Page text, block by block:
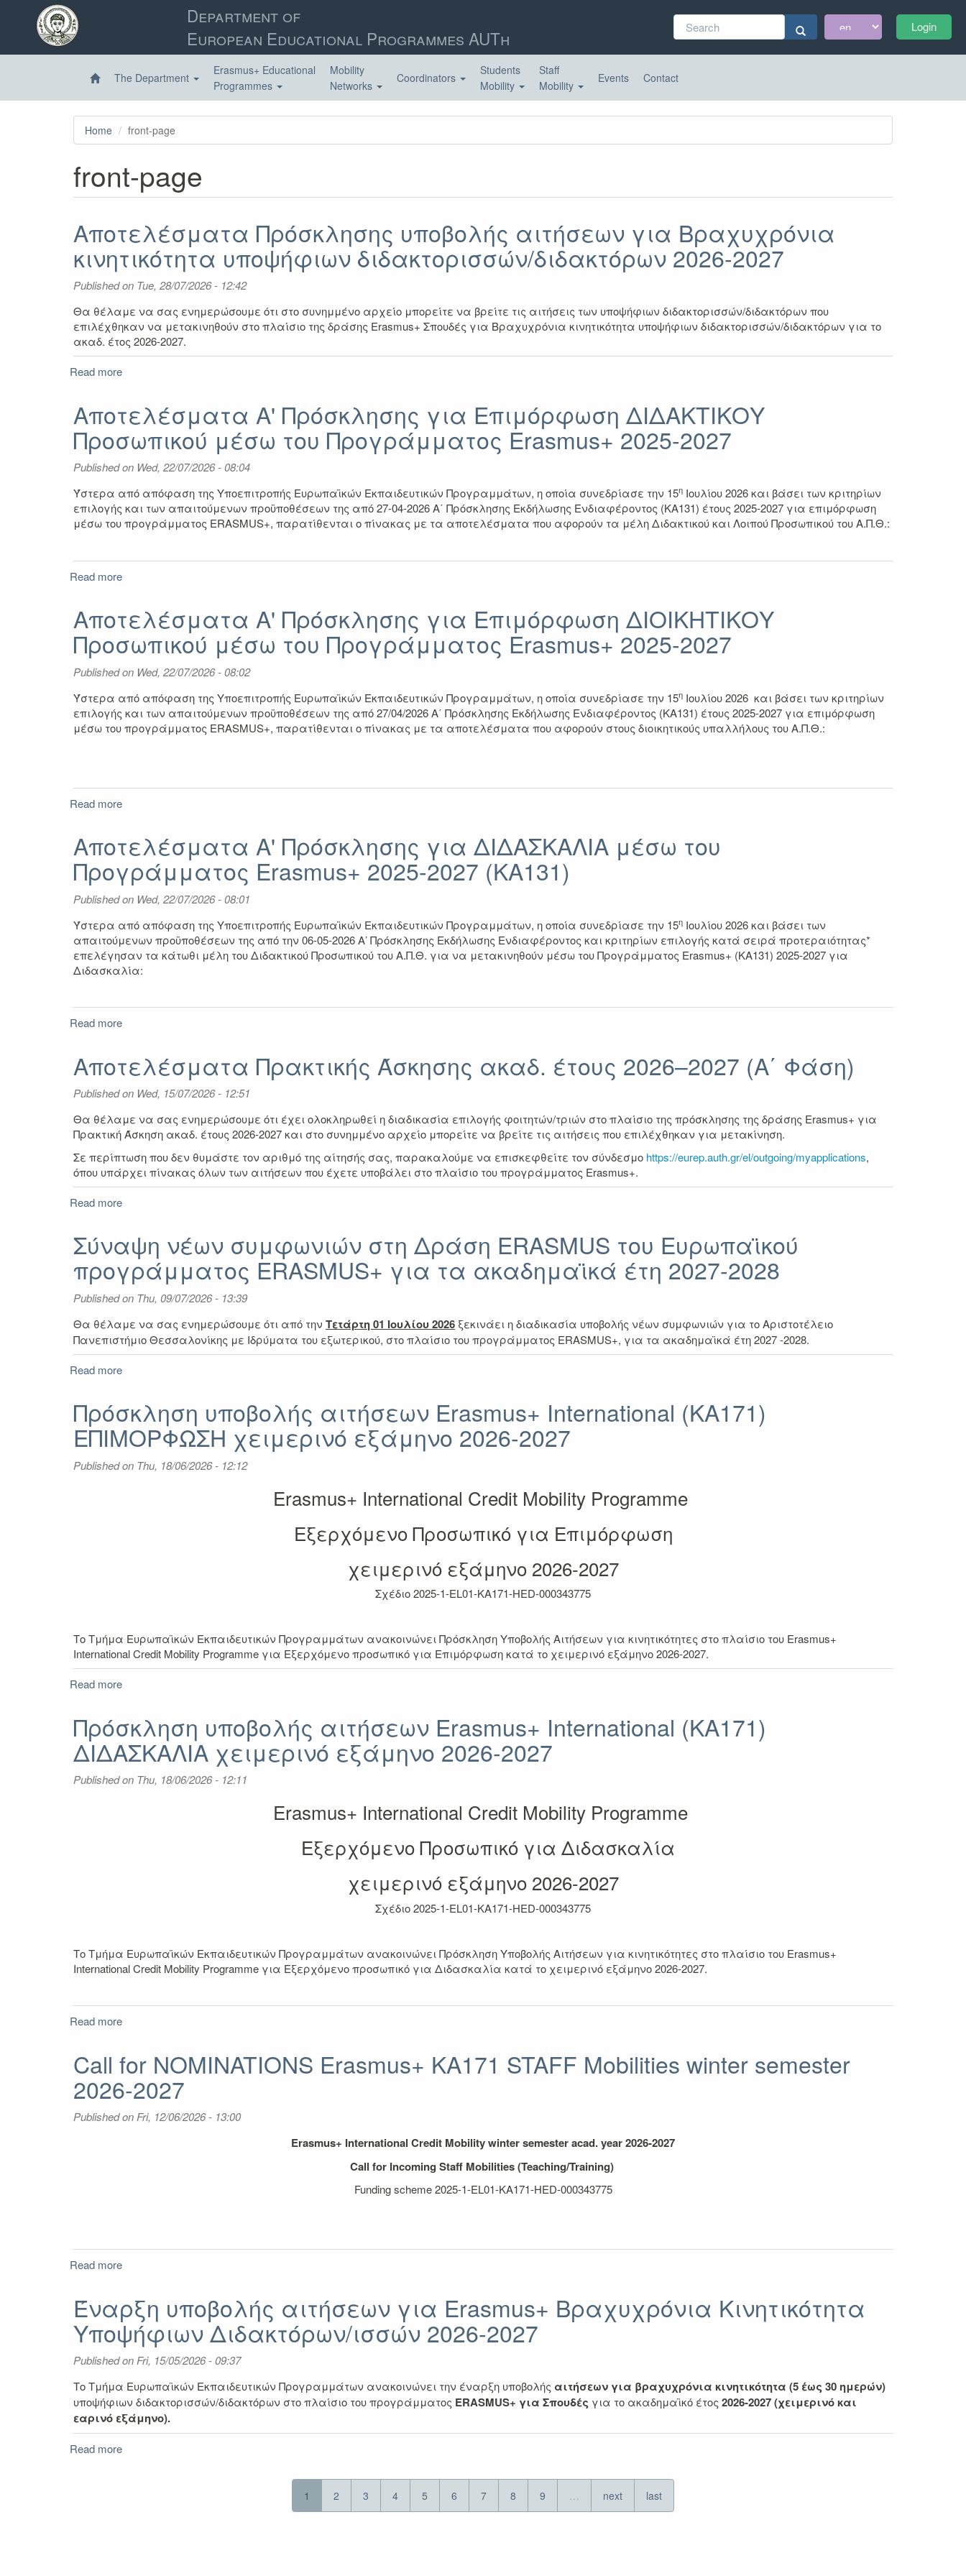
content
Login
Department of
European Educational Programmes AUTh
Search
form
Search
The Department
Erasmus+ Educational
Programmes
Mobility
Networks
Coordinators
Students
Mobility
Staff
Mobility
Events Contact
Home front-page
front-page
Αποτελέσματα Πρόσκλησης υποβολής αιτήσεων για Βραχυχρόνια
κινητικότητα υποψήφιων διδακτορισσών/διδακτόρων 2026-2027
Published on Tue, 28/07/2026 - 12:42
Θα θέλαμε να σας ενημερώσουμε ότι στο συνημμένο αρχείο μπορείτε να βρείτε τις αιτήσεις των υποψήφιων διδακτορισσών/διδακτόρων που
επιλέχθηκαν να μετακινηθούν στο πλαίσιο της δράσης Erasmus+ Σπουδές για Βραχυχρόνια κινητικότητα υποψήφιων διδακτορισσών/διδακτόρων για το
ακαδ. έτος 2026-2027.
Read more
υποβολής
για
Βραχυχρόνια
κινητικότητα
υποψήφιων
διδακτορισσών/
διδακτόρων
Αποτελέσματα Α' Πρόσκλησης για Επιμόρφωση ΔΙΔΑΚΤΙΚΟΥ
Προσωπικού μέσω του Προγράμματος Erasmus+ 2025-2027
Published on Wed, 22/07/2026 - 08:04
Ύστερα από απόφαση της Υποεπιτροπής Ευρωπαϊκών Εκπαιδευτικών Προγραμμάτων, η οποία συνεδρίασε την 15η Ιουλίου 2026 και βάσει των κριτηρίων
επιλογής και των απαιτούμενων προϋποθέσεων της από 27-04-2026 Α΄ Πρόσκλησης Εκδήλωσης Ενδιαφέροντος (ΚΑ131) έτους 2025-2027 για επιμόρφωση
μέσω του προγράμματος ERASMUS+, παρατίθενται ο πίνακας με τα αποτελέσματα που αφορούν τα μέλη Διδακτικού και Λοιπού Προσωπικού του Α.Π.Θ.:
Read more
Πρόσκλησης
Επιμόρφωση
ΔΙΔΑΚΤΙΚΟΥ
Προσωπικού
μέσω
του
Προγράμματος
Αποτελέσματα Α' Πρόσκλησης για Επιμόρφωση ΔΙΟΙΚΗΤΙΚΟΥ
Προσωπικού μέσω του Προγράμματος Erasmus+ 2025-2027
Published on Wed, 22/07/2026 - 08:02
Ύστερα από απόφαση της Υποεπιτροπής Ευρωπαϊκών Εκπαιδευτικών Προγραμμάτων, η οποία συνεδρίασε την 15η Ιουλίου 2026 και βάσει των κριτηρίων
επιλογής και των απαιτούμενων προϋποθέσεων της από 27/04/2026 Α΄ Πρόσκλησης Εκδήλωσης Ενδιαφέροντος (ΚΑ131) έτους 2025-2027 για επιμόρφωση
μέσω του προγράμματος ERASMUS+, παρατίθενται ο πίνακας με τα αποτελέσματα που αφορούν στους διοικητικούς υπαλλήλους του Α.Π.Θ.:
Read more
Πρόσκλησης
Επιμόρφωση
ΔΙΟΙΚΗΤΙΚΟΥ
Προσωπικού
μέσω
του
Προγράμματος
Erasmus+
Αποτελέσματα Α' Πρόσκλησης για ΔΙΔΑΣΚΑΛΙΑ μέσω του
Προγράμματος Erasmus+ 2025-2027 (ΚΑ131)
Published on Wed, 22/07/2026 - 08:01
Ύστερα από απόφαση της Υποεπιτροπής Ευρωπαϊκών Εκπαιδευτικών Προγραμμάτων, η οποία συνεδρίασε την 15η Ιουλίου 2026 και βάσει των
απαιτούμενων προϋποθέσεων της από την 06-05-2026 Α’ Πρόσκλησης Εκδήλωσης Ενδιαφέροντος και κριτηρίων επιλογής κατά σειρά προτεραιότητας*
επελέγησαν τα κάτωθι μέλη του Διδακτικού Προσωπικού του Α.Π.Θ. για να μετακινηθούν μέσω του Προγράμματος Erasmus+ (ΚΑ131) 2025-2027 για
Διδασκαλία:
Read more
Πρόσκλησης
ΔΙΔΑΣΚΑΛΙΑ
του
Προγράμματος
Erasmus+
2025-
2027
Αποτελέσματα Πρακτικής Άσκησης ακαδ. έτους 2026–2027 (Α΄ Φάση)
Published on Wed, 15/07/2026 - 12:51
Θα θέλαμε να σας ενημερώσουμε ότι έχει ολοκληρωθεί η διαδικασία επιλογής φοιτητών/τριών στο πλαίσιο της πρόσκλησης της δράσης Erasmus+ για
Πρακτική Άσκηση ακαδ. έτους 2026-2027 και στο συνημμένο αρχείο μπορείτε να βρείτε τις αιτήσεις που επιλέχθηκαν για μετακίνηση.
Σε περίπτωση που δεν θυμάστε τον αριθμό της αίτησής σας, παρακαλούμε να επισκεφθείτε τον σύνδεσμο https://eurep.auth.gr/el/outgoing/myapplications,
όπου υπάρχει πίνακας όλων των αιτήσεων που έχετε υποβάλει στο πλαίσιο του προγράμματος Erasmus+.
Read more
Άσκησης
ακαδ.
έτους
2026–
2027
(Α΄
Φάση)
Σύναψη νέων συμφωνιών στη Δράση ERASMUS του Ευρωπαϊκού
προγράμματος ERASMUS+ για τα ακαδημαϊκά έτη 2027-2028
Published on Thu, 09/07/2026 - 13:39
Θα θέλαμε να σας ενημερώσουμε ότι από την Τετάρτη 01 Ιουλίου 2026 ξεκινάει η διαδικασία υποβολής νέων συμφωνιών για το Αριστοτέλειο
Πανεπιστήμιο Θεσσαλονίκης με Ιδρύματα του εξωτερικού, στο πλαίσιο του προγράμματος ERASMUS+, για τα ακαδημαϊκά έτη 2027 -2028.
Read more
συμφωνιών
στη
Δράση
ERASMUS
του
Πρόσκληση υποβολής αιτήσεων Erasmus+ International (KA171)
ΕΠΙΜΟΡΦΩΣΗ χειμερινό εξάμηνο 2026-2027
Published on Thu, 18/06/2026 - 12:12
Erasmus+ International Credit Mobility Programme
Εξερχόμενο Προσωπικό για Επιμόρφωση
χειμερινό εξάμηνο 2026-2027
Σχέδιο2025-1-EL01-KA171-HED-000343775
Το Τμήμα Ευρωπαϊκών Εκπαιδευτικών Προγραμμάτων ανακοινώνει Πρόσκληση Υποβολής Αιτήσεων για κινητικότητες στο πλαίσιο του Erasmus+
International Credit Mοbility Programme για Εξερχόμενο προσωπικό για Επιμόρφωση κατά το χειμερινό εξάμηνο 2026-2027.
Read more
αιτήσεων
Erasmus+
International
(KA171)
ΕΠΙΜΟΡΦΩΣΗ
Πρόσκληση υποβολής αιτήσεων Erasmus+ International (KA171)
ΔΙΔΑΣΚΑΛΙΑ χειμερινό εξάμηνο 2026-2027
Published on Thu, 18/06/2026 - 12:11
Erasmus+ International Credit Mobility Programme
Εξερχόμενο Προσωπικό για Διδασκαλία
χειμερινό εξάμηνο 2026-2027
Σχέδιο 2025-1-EL01-KA171-HED-000343775
Το Τμήμα Ευρωπαϊκών Εκπαιδευτικών Προγραμμάτων ανακοινώνει Πρόσκληση Υποβολής Αιτήσεων για κινητικότητες στo πλαίσιo του Erasmus+
International Credit Mοbility Programme για Εξερχόμενο προσωπικό για Διδασκαλία κατά το χειμερινό εξάμηνο 2026-2027.
Read more
αιτήσεων
Erasmus+
International
(KA171)
ΔΙΔΑΣΚΑΛΙΑ
Call for NOMINATIONS Erasmus+ KA171 STAFF Mobilities winter semester
2026-2027
Published on Fri, 12/06/2026 - 13:00
Erasmus+ International Credit Mobility winter semester acad. year 2026-2027
Call for Incoming Staff Mobilities (Teaching/Training)
Funding scheme 2025-1-EL01-KA171-HED-000343775
Read more
NOMINATIONS
Erasmus+
KA171
STAFF
Mobilities
winter
semester
2026-
2027
Έναρξη υποβολής αιτήσεων για Erasmus+ Βραχυχρόνια Κινητικότητα
Υποψήφιων Διδακτόρων/ισσών 2026-2027
Published on Fri, 15/05/2026 - 09:37
Το Τμήμα Ευρωπαϊκών Εκπαιδευτικών Προγραμμάτων ανακοινώνει την έναρξη υποβολής αιτήσεων για βραχυχρόνια κινητικότητα (5 έως 30 ημερών)
υποψήφιων διδακτορισσών/διδακτόρων στο πλαίσιο του προγράμματος ERASMUS+ για Σπουδές για το ακαδημαϊκό έτος 2026-2027 (χειμερινό και
εαρινό εξάμηνο).
Read more
1 2 3 4 5 6 7 8 9 … next last